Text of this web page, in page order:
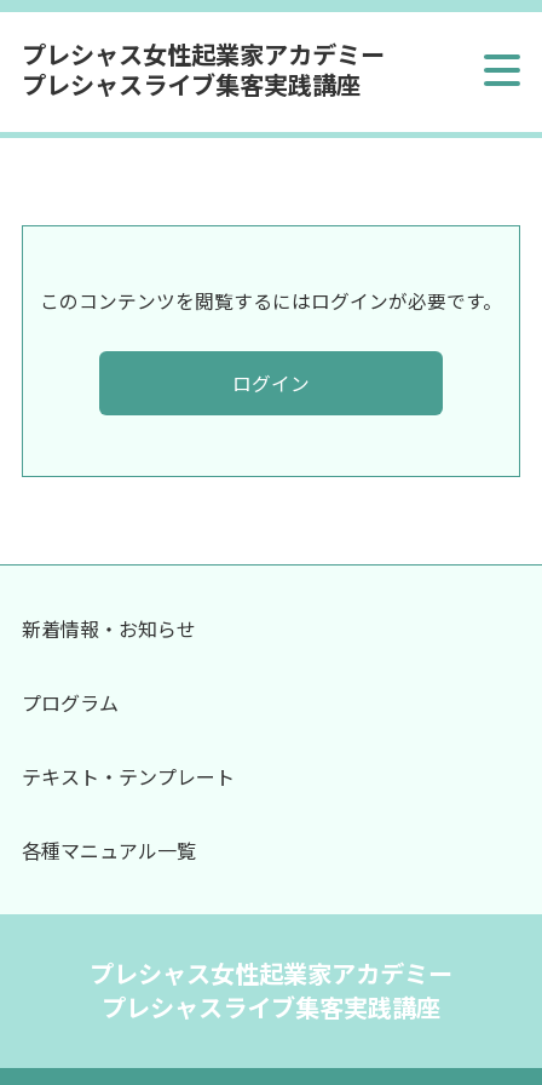
プレシャス女性起業家アカデミー
プレシャスライブ集客実践講座
このコンテンツを閲覧するにはログインが必要です。
ログイン
新着情報・お知らせ
プログラム
テキスト・テンプレート
各種マニュアル一覧
プレシャス女性起業家アカデミー
プレシャスライブ集客実践講座